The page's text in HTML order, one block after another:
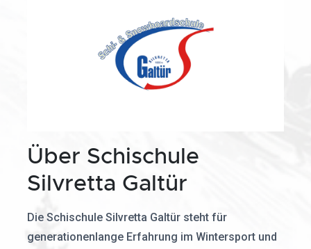
Über Schischule
Silvretta Galtür
Die Schischule Silvretta Galtür steht für
generationenlange Erfahrung im Wintersport und